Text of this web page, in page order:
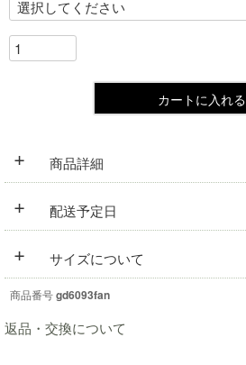
カートに入れる
+ 商品詳細
+ 配送予定日
+ サイズについて
商品番号gd6093fan
返品・交換について